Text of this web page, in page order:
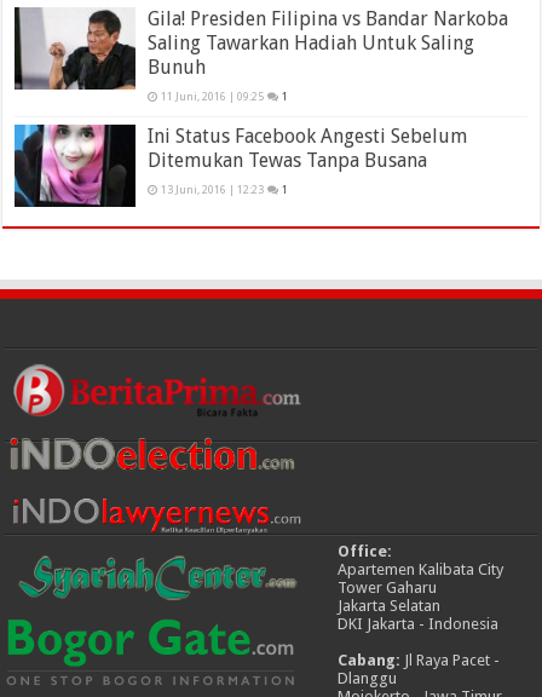
Gila! Presiden Filipina vs Bandar Narkoba
Saling Tawarkan Hadiah Untuk Saling
Bunuh
11 Juni, 2016 | 09:25 1
Ini Status Facebook Angesti Sebelum
Ditemukan Tewas Tanpa Busana
13 Juni, 2016 | 12:23 1
Office:
Apartemen Kalibata City
Tower Gaharu
Jakarta Selatan
DKI Jakarta - Indonesia
Cabang: Jl Raya Pacet -
Dlanggu